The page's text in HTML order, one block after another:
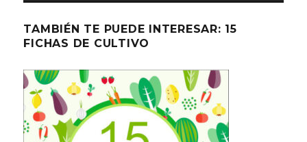
TAMBIÉN TE PUEDE INTERESAR: 15
FICHAS DE CULTIVO